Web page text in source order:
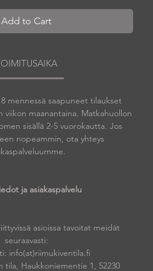
Add to Cart
mennessä saapuneet tilaukset
viikon maanantaina. Matkahuollon
sisällä 2-5 vuorokautta. Jos
nopeammin, ota yhteys
ja asiakaspalvelu
asioissa tavoitat meidät
seuraavasti:
info(at)riimukiventila.fi
tila, Haukkoniementie 1, 52230